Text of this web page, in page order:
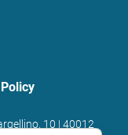
10 | 40012